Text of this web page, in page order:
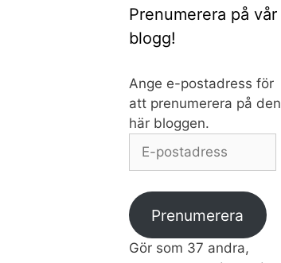
Prenumerera på vår
blogg!
Ange e-postadress för
att prenumerera på den
här bloggen.
postadress
Prenumerera
Gör som 37 andra,